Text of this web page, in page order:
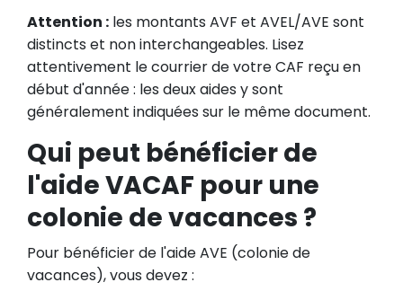
Attention : les montants AVF et AVEL/AVE sont
distincts et non interchangeables. Lisez
attentivement le courrier de votre CAF reçu en
début d'année : les deux aides y sont
généralement indiquées sur le même document.
Qui peut bénéficier de
l'aide VACAF pour une
colonie de vacances ?
Pour bénéficier de l'aide AVE (colonie de
vacances), vous devez :